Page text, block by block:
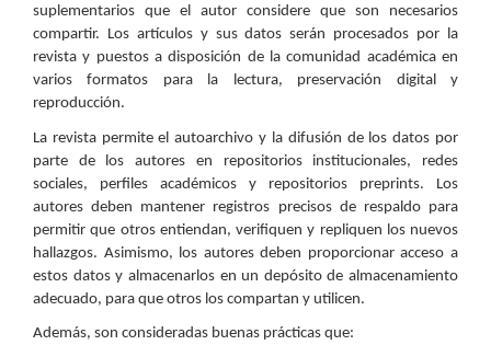
suplementarios que el autor considere que son necesarios
compartir. Los artículos y sus datos serán procesados por la
revista y puestos a disposición de la comunidad académica en
varios formatos para la lectura, preservación digital y
reproducción.
La revista permite el autoarchivo y la difusión de los datos por
parte de los autores en repositorios institucionales, redes
sociales, perfiles académicos y repositorios preprints. Los
autores deben mantener registros precisos de respaldo para
permitir que otros entiendan, verifiquen y repliquen los nuevos
hallazgos. Asimismo, los autores deben proporcionar acceso a
estos datos y almacenarlos en un depósito de almacenamiento
adecuado, para que otros los compartan y utilicen.
Además, son consideradas buenas prácticas que: